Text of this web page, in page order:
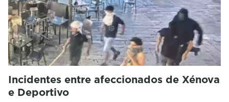
Incidentes entre afeccionados de Xénova
e Deportivo